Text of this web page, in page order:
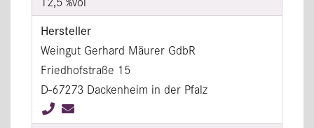
Hersteller
Weingut Gerhard Mäurer GdbR
Friedhofstraße 15
D-67273 Dackenheim in der Pfalz